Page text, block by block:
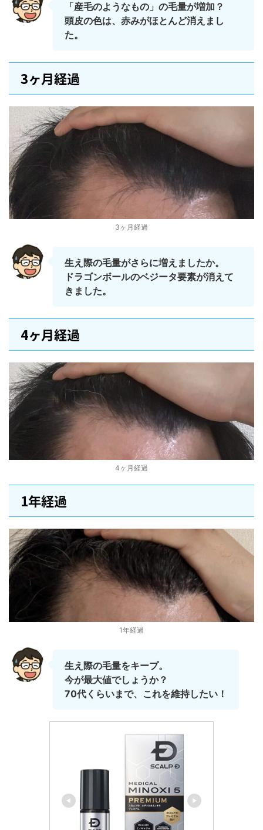
「産毛のようなもの」の毛量が増加？
頭皮の色は、赤みがほとんど消えまし
た。
3ヶ月経過
3ヶ月経過
生え際の毛量がさらに増えましたか。
ドラゴンボールのベジータ要素が消えて
きました。
4ヶ月経過
4ヶ月経過
1年経過
1年経過
生え際の毛量をキープ。
今が最大値でしょうか？
70代くらいまで、これを維持したい！